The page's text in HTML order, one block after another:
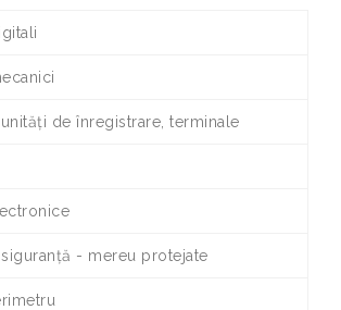
de înregistrare, terminale
siguranță - mereu protejate